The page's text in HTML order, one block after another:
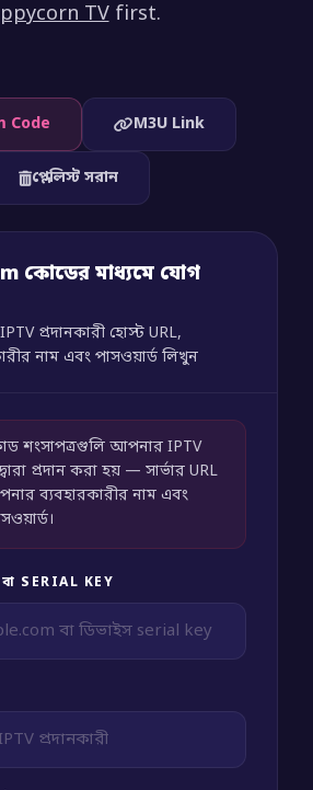
TVfirst.
Code M3U Link
প্লেলিস্ট সরান
কোডের মাধ্যমে যোগ
প্রদানকারী হোস্ট URL,
নাম এবং পাসওয়ার্ড লিখুন
শংসাপত্রগুলি আপনার IPTV
প্রদান করা হয় — সার্ভার URL
ব্যবহারকারীর নাম এবং
SERIAL KEY